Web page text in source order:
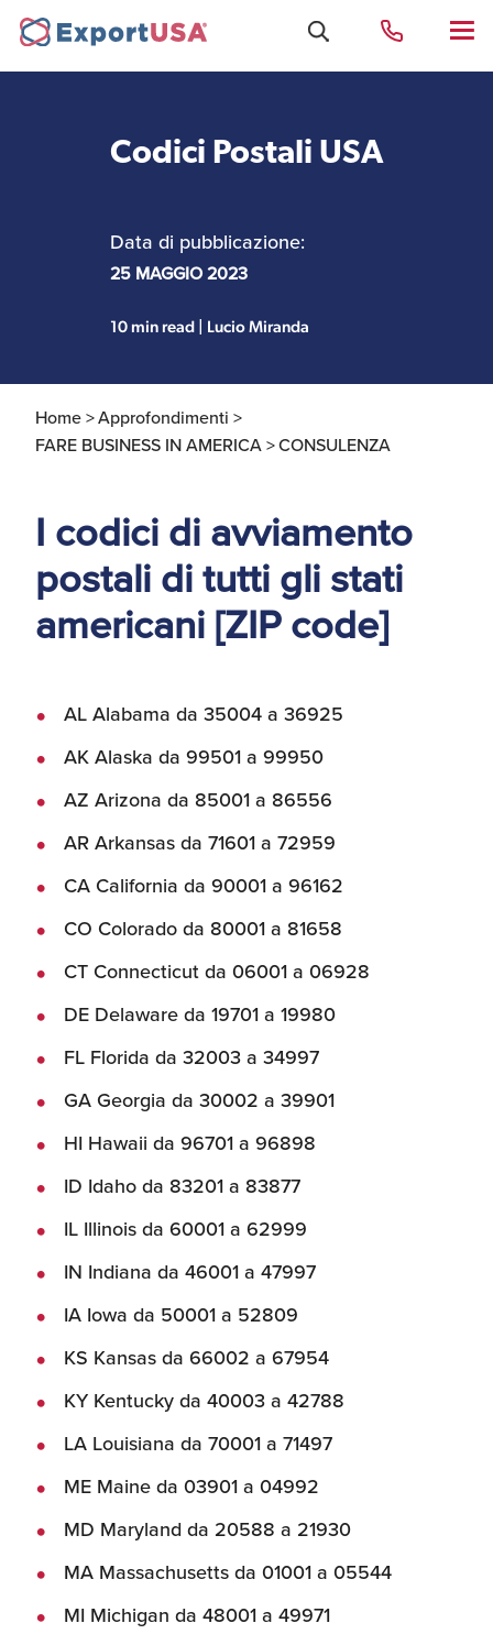
Uffici e Team Exportusa
Uffici e Team
I Partner di ExportUSA
New York, Corp.
commercio con gli USA
ExportUSA ottiene la
gli ITIN
Media
Recensioni delle
assistite da ExportUSA
Costituzione società e
Servizi Expat Italiani
negli USA
FDA
Ricerca Distributori di
Comunicazione
Internazionalizzazione
negli Stati Uniti
Ricerche di Mercato
Assicurazioni, Permessi
e Licenze
Ricerca Personale e
Umane
Codici Postali USA
Data di pubblicazione:
25 MAGGIO 2023
10 min read | Lucio Miranda
Home >Approfondimenti >
FARE BUSINESS IN AMERICA >CONSULENZA
I codici di avviamento
postali di tutti gli stati
americani [ZIP code]
AL Alabama da 35004 a 36925
AK Alaska da 99501 a 99950
AZ Arizona da 85001 a 86556
AR Arkansas da 71601 a 72959
CA California da 90001 a 96162
CO Colorado da 80001 a 81658
CT Connecticut da 06001 a 06928
DE Delaware da 19701 a 19980
FL Florida da 32003 a 34997
GA Georgia da 30002 a 39901
HI Hawaii da 96701 a 96898
ID Idaho da 83201 a 83877
IL Illinois da 60001 a 62999
IN Indiana da 46001 a 47997
IA Iowa da 50001 a 52809
KS Kansas da 66002 a 67954
KY Kentucky da 40003 a 42788
LA Louisiana da 70001 a 71497
ME Maine da 03901 a 04992
MD Maryland da 20588 a 21930
MA Massachusetts da 01001 a 05544
MI Michigan da 48001 a 49971